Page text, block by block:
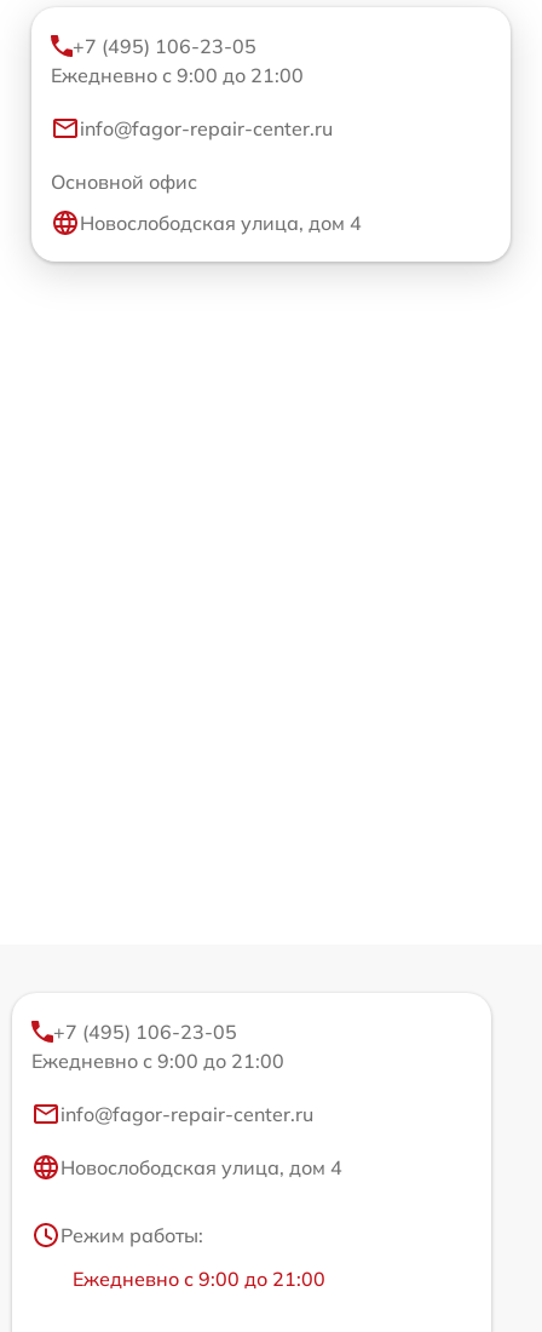
+7 (495) 106-23-05
Ежедневно с 9:00 до 21:00
info@fagor-repair-center.ru
Основной офис
Новослободская улица, дом 4
+7 (495) 106-23-05
Ежедневно с 9:00 до 21:00
info@fagor-repair-center.ru
Новослободская улица, дом 4
Режим работы:
Ежедневно с 9:00 до 21:00